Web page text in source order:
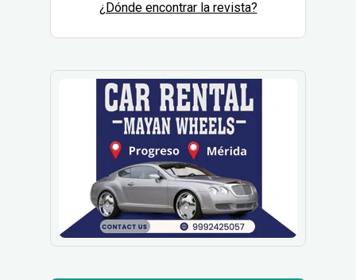
¿Dónde encontrar la revista?